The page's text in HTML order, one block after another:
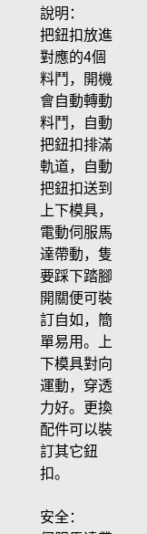
說明：
把鈕扣放進
對應的4個
料鬥，開機
會自動轉動
料鬥，自動
把鈕扣排滿
軌道，自動
把鈕扣送到
上下模具，
電動伺服馬
達帶動，隻
要踩下踏腳
開關便可裝
訂自如，簡
單易用。上
下模具對向
運動，穿透
力好。更換
配件可以裝
訂其它鈕
扣。
安全：